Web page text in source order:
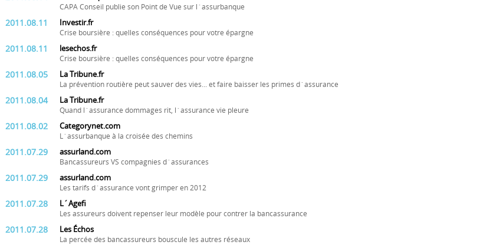
CAPA Conseil publie son Point de Vue sur l´assurbanque
2011.08.11 Investir.fr
Crise boursière : quelles conséquences pour votre épargne
2011.08.11 lesechos.fr
Crise boursière : quelles conséquences pour votre épargne
2011.08.05 La Tribune.fr
La prévention routière peut sauver des vies... et faire baisser les primes d´assurance
2011.08.04 La Tribune.fr
Quand l´assurance dommages rit, l´assurance vie pleure
2011.08.02 Categorynet.com
L´assurbanque à la croisée des chemins
2011.07.29 assurland.com
Bancassureurs VS compagnies d´assurances
2011.07.29 assurland.com
Les tarifs d´assurance vont grimper en 2012
2011.07.28 L´Agefi
Les assureurs doivent repenser leur modèle pour contrer la bancassurance
2011.07.28 Les Échos
La percée des bancassureurs bouscule les autres réseaux